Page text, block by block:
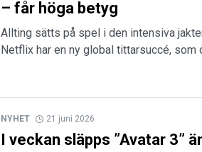
– får höga betyg
Allting sätts på spel i den intensiva
Netflix har en ny global tittarsuccé,
NYHET 21 juni 2026
I veckan släpps ”Avatar 3”